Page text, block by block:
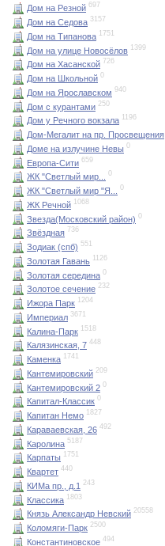
Дом на Резной 697
Дом на Седова 3157
Дом на Типанова 1751
Дом на улице Новосёлов 1399
Дом на Хасанской 726
Дом на Школьной 0
Дом на Ярославском 940
Дом с курантами 250
Дом у Речного вокзала 1196
Дом-Мегалит на пр. Просвещения
Доме на излучине Невы 0
Европа-Сити 659
ЖК "Светлый мир... 0
ЖК "Светлый мир "Я... 0
ЖК Речной 1068
Звезда(Московский район) 0
Звёздная 736
Зодиак (спб) 551
Золотая Гавань 1126
Золотая середина 0
Золотое сечение 232
Ижора Парк 1204
Империал 3671
Калина-Парк 1518
Калязинская, 7 448
Каменка 1741
Кантемировский 209
Кантемировский 2 0
Капитал-Классик 0
Капитан Немо 1827
Караваевская, 26 492
Каролина 5187
Карпаты 1751
Квартет 440
КИМа пр., д.1 243
Классика 1803
Князь Александр Невский 20558
Коломяги-Парк 2500
Константиновское 494